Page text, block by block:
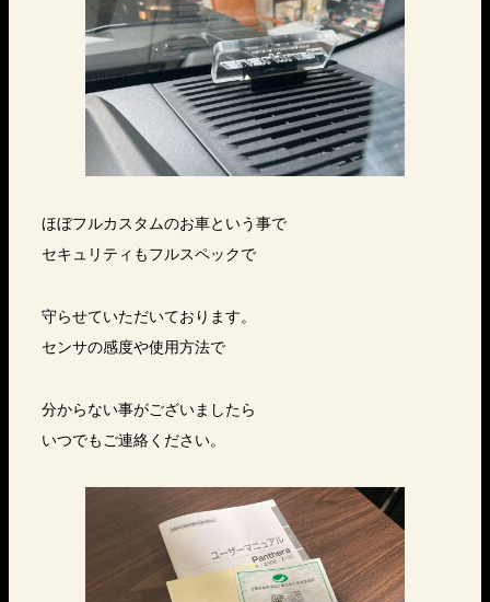
ほぼフルカスタムのお車という事で
セキュリティもフルスペックで
守らせていただいております。
センサの感度や使用方法で
分からない事がございましたら
いつでもご連絡ください。